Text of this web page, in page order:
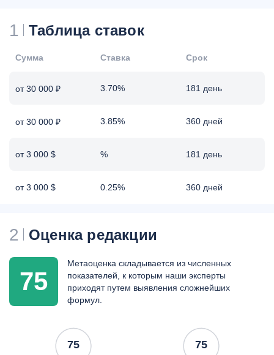
1 Таблица ставок
Сумма Ставка Срок
от 30 000 ₽ 3.70% 181 день
от 30 000 ₽ 3.85% 360 дней
от 3 000 $ % 181 день
от 3 000 $ 0.25% 360 дней
2 Оценка редакции
75
Метаоценка складывается из численных
показателей, к которым наши эксперты
приходят путем выявления сложнейших
формул.
75 75